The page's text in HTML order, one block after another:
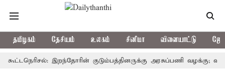
தமிழகம் தேசியம் உலகம் சினிமா விளையாட்டு
இறந்தோரின் குடும்பத்தினருக்கு அரசுப்பணி வழக்கு; வரும்